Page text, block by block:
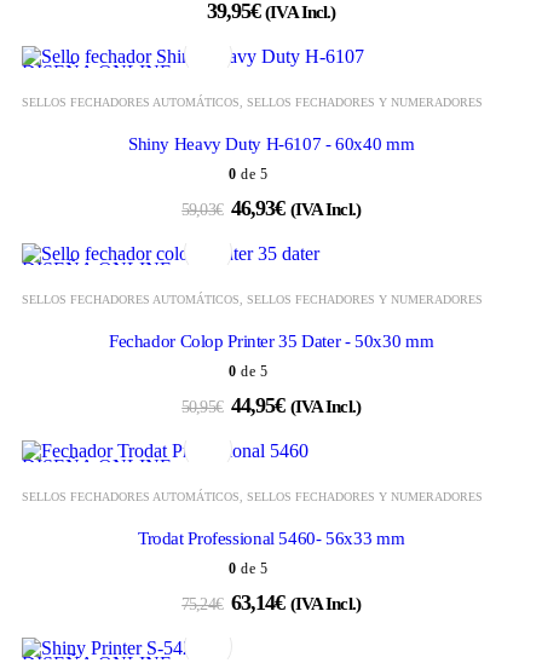
39,95€ (IVA Incl.)
DISEÑA ONLINE
SELLOS FECHADORES AUTOMÁTICOS SELLOS FECHADORES Y NUMERADORES
Shiny Heavy Duty H-6107 - 60x40 mm
0 de 5
59,03€ 46,93€ (IVA Incl.)
DISEÑA ONLINE
SELLOS FECHADORES AUTOMÁTICOS SELLOS FECHADORES Y NUMERADORES
Fechador Colop Printer 35 Dater - 50x30 mm
0 de 5
50,95€ 44,95€ (IVA Incl.)
DISEÑA ONLINE
SELLOS FECHADORES AUTOMÁTICOS SELLOS FECHADORES Y NUMERADORES
Trodat Professional 5460- 56x33 mm
0 de 5
75,24€ 63,14€ (IVA Incl.)